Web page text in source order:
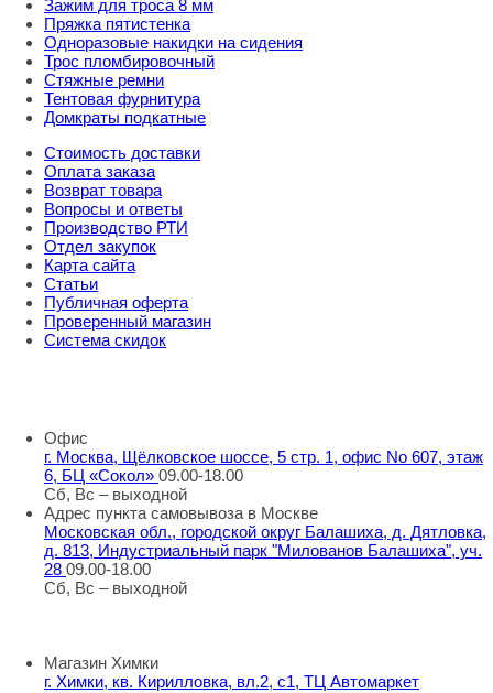
Зажим для троса 8 мм
Пряжка пятистенка
Одноразовые накидки на сидения
Трос пломбировочный
Стяжные ремни
Тентовая фурнитура
Домкраты подкатные
Стоимость доставки
Оплата заказа
Возврат товара
Вопросы и ответы
Производство РТИ
Отдел закупок
Карта сайта
Статьи
Публичная оферта
Проверенный магазин
Система скидок
Офис
г. Москва, Щёлковское шоссе, 5 стр. 1, офис No 607, этаж
6, БЦ «Сокол» 09.00-18.00
Сб, Вс – выходной
Адрес пункта самовывоза в Москве
Московская обл., городской округ Балашиха, д. Дятловка,
д. 813, Индустриальный парк "Милованов Балашиха", уч.
28 09.00-18.00
Сб, Вс – выходной
Магазин Химки
г. Химки, кв. Кирилловка, вл.2, с1, ТЦ Автомаркет